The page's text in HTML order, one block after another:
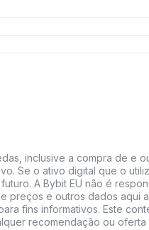
inclusive a compra de e
Se o ativo digital que o
A Bybit EU não é
preços e outros dados aqui
fins informativos. Este
recomendação ou